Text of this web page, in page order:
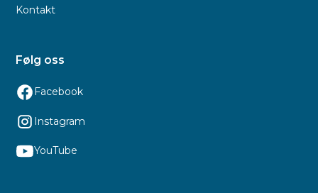
Kontakt
Følg oss
Facebook
Instagram
YouTube